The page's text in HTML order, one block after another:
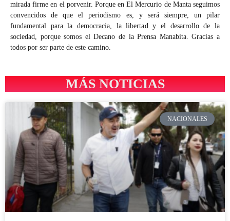
mirada firme en el porvenir. Porque en El Mercurio de Manta seguimos
convencidos de que el periodismo es, y será siempre, un pilar
fundamental para la democracia, la libertad y el desarrollo de la
sociedad, porque somos el Decano de la Prensa Manabita. Gracias a
todos por ser parte de este camino.
MÁS NOTICIAS
NACIONALES